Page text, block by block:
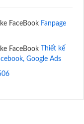
Fanpage
Thiết kế
Google Ads